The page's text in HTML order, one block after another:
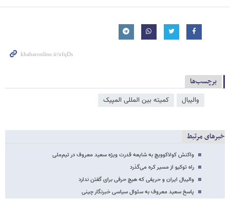
برچسب‌ها
والیبال کمیته بین المللی المپیک
خبرهای مرتبط
واکنش کولاکوویچ به شایعه قدرت ویژه سعید معروف در تیم‌ملی
راه توکیو از مسیر کره می‌گذرد
والیبال ایران و حریفی که هیچ حرفی برای گفتن ندارد
پاسخ سعید معروف به سئوال سیاسی خبرنگار چینی